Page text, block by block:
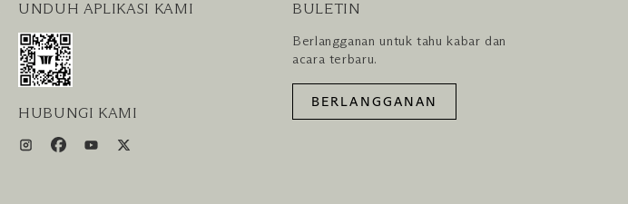
UNDUH APLIKASI KAMI
HUBUNGI KAMI
BULETIN
Berlangganan untuk tahu kabar dan
acara terbaru.
BERLANGGANAN